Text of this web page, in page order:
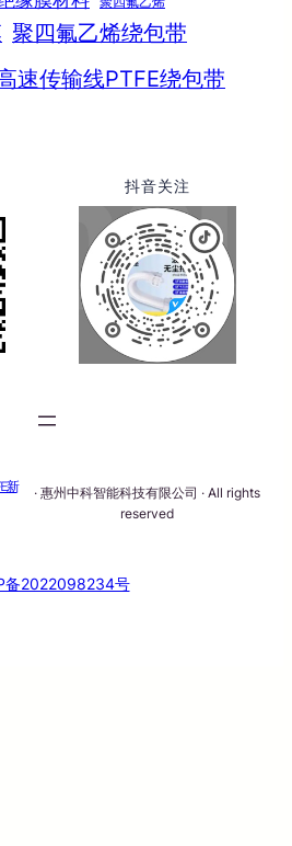
聚四氟乙烯绕包带
速传输线PTFE绕包带
抖音关注
新
· 惠州中科智能科技有限公司 · All rights
reserved
备2022098234号